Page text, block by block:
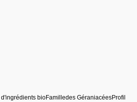
bioFamilledes GéraniacéesProfil